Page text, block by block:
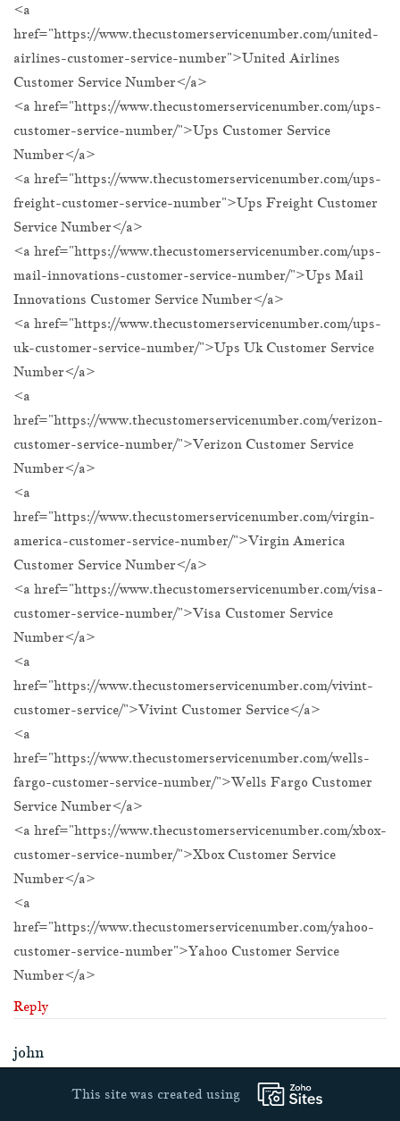
<a
href="https://www.thecustomerservicenumber.com/united-
airlines-customer-service-number">United Airlines
Customer Service Number</a>
<a href="https://www.thecustomerservicenumber.com/ups-
customer-service-number/">Ups Customer Service
Number</a>
<a href="https://www.thecustomerservicenumber.com/ups-
freight-customer-service-number">Ups Freight Customer
Service Number</a>
<a href="https://www.thecustomerservicenumber.com/ups-
mail-innovations-customer-service-number/">Ups Mail
Innovations Customer Service Number</a>
<a href="https://www.thecustomerservicenumber.com/ups-
uk-customer-service-number/">Ups Uk Customer Service
Number</a>
<a
href="https://www.thecustomerservicenumber.com/verizon-
customer-service-number/">Verizon Customer Service
Number</a>
<a
href="https://www.thecustomerservicenumber.com/virgin-
america-customer-service-number/">Virgin America
Customer Service Number</a>
<a href="https://www.thecustomerservicenumber.com/visa-
customer-service-number/">Visa Customer Service
Number</a>
<a
href="https://www.thecustomerservicenumber.com/vivint-
customer-service/">Vivint Customer Service</a>
<a
href="https://www.thecustomerservicenumber.com/wells-
fargo-customer-service-number/">Wells Fargo Customer
Service Number</a>
<a href="https://www.thecustomerservicenumber.com/xbox-
customer-service-number/">Xbox Customer Service
Number</a>
<a
href="https://www.thecustomerservicenumber.com/yahoo-
customer-service-number">Yahoo Customer Service
Number</a>
Reply
john
<a href="http://hpprintersupportphonenumbers.org/">HP
This site was created using